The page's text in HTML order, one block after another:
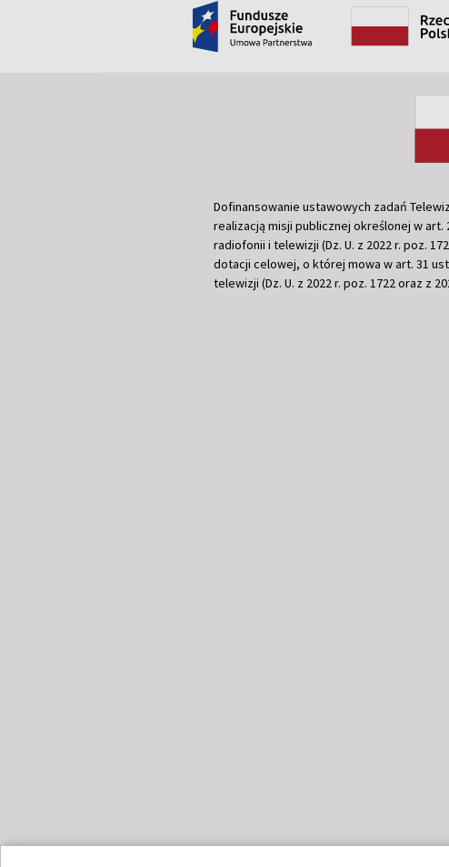
Dofinansowanie ustawowych zadań
realizacją misji publicznej określonej w art.
radiofonii i telewizji (Dz. U. z 2022 r. poz.
dotacji celowej, o której mowa w art. 31
telewizji (Dz. U. z 2022 r. poz. 1722 oraz z